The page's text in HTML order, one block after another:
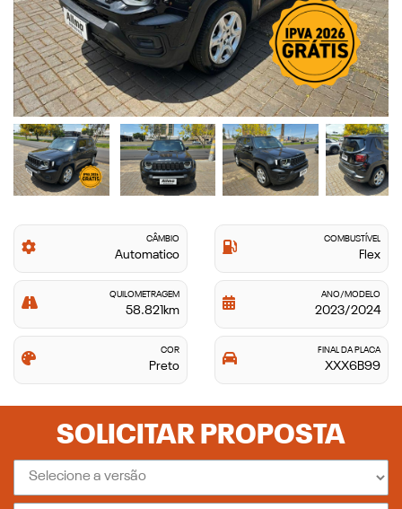
CÂMBIO
Automatico
COMBUSTÍVEL
Flex
QUILOMETRAGEM
58.821km
ANO/MODELO
2023/2024
COR
Preto
FINAL DA PLACA
XXX6B99
SOLICITAR PROPOSTA